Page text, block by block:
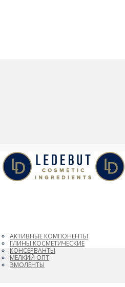
АКТИВНЫЕ КОМПОНЕНТЫ
ГЛИНЫ КОСМЕТИЧЕСКИЕ
КОНСЕРВАНТЫ
МЕЛКИЙ ОПТ
ЭМОЛЕНТЫ